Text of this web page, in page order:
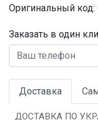
Оригинальный код:
Заказать в один
Доставка
ДОСТАВКА ПО